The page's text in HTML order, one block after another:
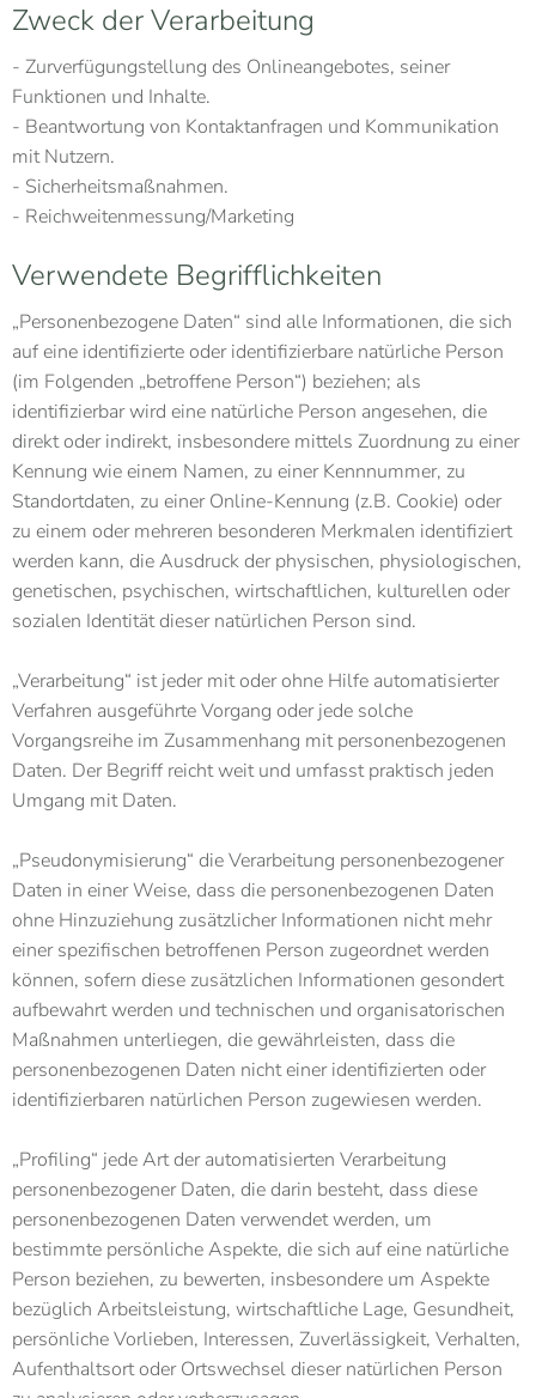
Zweck der Verarbeitung
- Zurverfügungstellung des Onlineangebotes, seiner
Funktionen und Inhalte.
- Beantwortung von Kontaktanfragen und Kommunikation
mit Nutzern.
- Sicherheitsmaßnahmen.
- Reichweitenmessung/Marketing
Verwendete Begrifflichkeiten
„Personenbezogene Daten“ sind alle Informationen, die sich
auf eine identifizierte oder identifizierbare natürliche Person
(im Folgenden „betroffene Person“) beziehen; als
identifizierbar wird eine natürliche Person angesehen, die
direkt oder indirekt, insbesondere mittels Zuordnung zu einer
Kennung wie einem Namen, zu einer Kennnummer, zu
Standortdaten, zu einer Online-Kennung (z.B. Cookie) oder
zu einem oder mehreren besonderen Merkmalen identifiziert
werden kann, die Ausdruck der physischen, physiologischen,
genetischen, psychischen, wirtschaftlichen, kulturellen oder
sozialen Identität dieser natürlichen Person sind.
„Verarbeitung“ ist jeder mit oder ohne Hilfe automatisierter
Verfahren ausgeführte Vorgang oder jede solche
Vorgangsreihe im Zusammenhang mit personenbezogenen
Daten. Der Begriff reicht weit und umfasst praktisch jeden
Umgang mit Daten.
„Pseudonymisierung“ die Verarbeitung personenbezogener
Daten in einer Weise, dass die personenbezogenen Daten
ohne Hinzuziehung zusätzlicher Informationen nicht mehr
einer spezifischen betroffenen Person zugeordnet werden
können, sofern diese zusätzlichen Informationen gesondert
aufbewahrt werden und technischen und organisatorischen
Maßnahmen unterliegen, die gewährleisten, dass die
personenbezogenen Daten nicht einer identifizierten oder
identifizierbaren natürlichen Person zugewiesen werden.
„Profiling“ jede Art der automatisierten Verarbeitung
personenbezogener Daten, die darin besteht, dass diese
personenbezogenen Daten verwendet werden, um
bestimmte persönliche Aspekte, die sich auf eine natürliche
Person beziehen, zu bewerten, insbesondere um Aspekte
bezüglich Arbeitsleistung, wirtschaftliche Lage, Gesundheit,
persönliche Vorlieben, Interessen, Zuverlässigkeit, Verhalten,
Aufenthaltsort oder Ortswechsel dieser natürlichen Person